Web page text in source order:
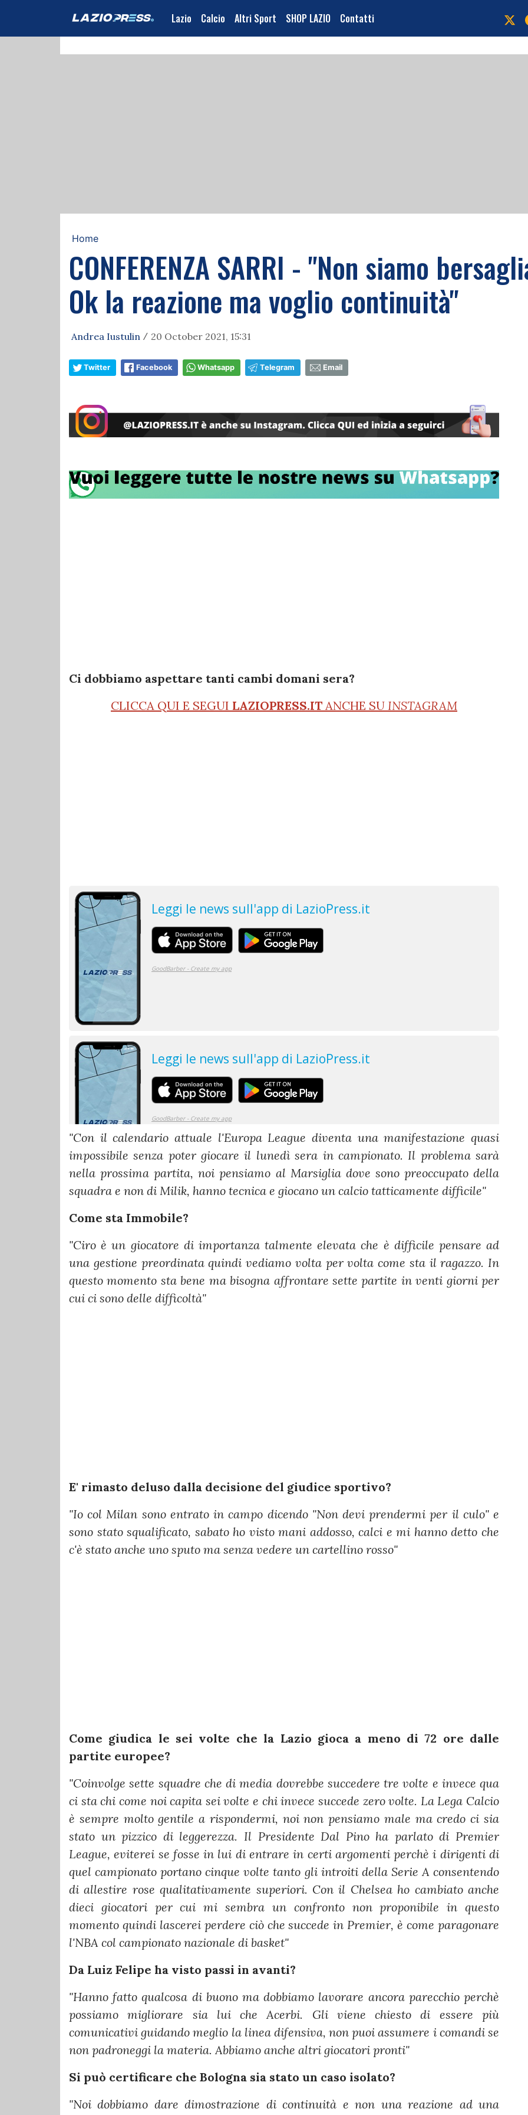
Lazio Calcio Altri Sport SHOP LAZIO Contatti
Home
CONFERENZA SARRI - "Non siamo
Ok la reazione ma voglio continuità"
Andrea Iustulin / 20 October 2021, 15:31
Twitter Facebook Whatsapp Telegram Email
Ci dobbiamo aspettare tanti cambi domani sera?
CLICCA QUI E SEGUI LAZIOPRESS.IT ANCHE SU INSTAGRAM
"Con il calendario attuale l'Europa League diventa una manifestazione quasi
impossibile senza poter giocare il lunedì sera in campionato. Il problema sarà
nella prossima partita, noi pensiamo al Marsiglia dove sono preoccupato della
squadra e non di Milik, hanno tecnica e giocano un calcio tatticamente difficile"
Come sta Immobile?
"Ciro è un giocatore di importanza talmente elevata che è difficile pensare ad
una gestione preordinata quindi vediamo volta per volta come sta il ragazzo. In
questo momento sta bene ma bisogna affrontare sette partite in venti giorni per
cui ci sono delle difficoltà"
E' rimasto deluso dalla decisione del giudice sportivo?
"Io col Milan sono entrato in campo dicendo "Non devi prendermi per il culo" e
sono stato squalificato, sabato ho visto mani addosso, calci e mi hanno detto che
c'è stato anche uno sputo ma senza vedere un cartellino rosso"
Come giudica le sei volte che la Lazio gioca a meno di 72 ore dalle
partite europee?
"Coinvolge sette squadre che di media dovrebbe succedere tre volte e invece qua
ci sta chi come noi capita sei volte e chi invece succede zero volte. La Lega Calcio
è sempre molto gentile a rispondermi, noi non pensiamo male ma credo ci sia
stato un pizzico di leggerezza. Il Presidente Dal Pino ha parlato di Premier
League, eviterei se fosse in lui di entrare in certi argomenti perchè i dirigenti di
quel campionato portano cinque volte tanto gli introiti della Serie A consentendo
di allestire rose qualitativamente superiori. Con il Chelsea ho cambiato anche
dieci giocatori per cui mi sembra un confronto non proponibile in questo
momento quindi lascerei perdere ciò che succede in Premier, è come paragonare
l'NBA col campionato nazionale di basket"
Da Luiz Felipe ha visto passi in avanti?
"Hanno fatto qualcosa di buono ma dobbiamo lavorare ancora parecchio perchè
possiamo migliorare sia lui che Acerbi. Gli viene chiesto di essere più
comunicativi guidando meglio la linea difensiva, non puoi assumere i comandi se
non padroneggi la materia. Abbiamo anche altri giocatori pronti"
Si può certificare che Bologna sia stato un caso isolato?
"Noi dobbiamo dare dimostrazione di continuità e non una reazione ad una